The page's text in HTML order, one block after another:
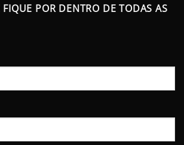
FIQUE POR DENTRO DE TODAS AS